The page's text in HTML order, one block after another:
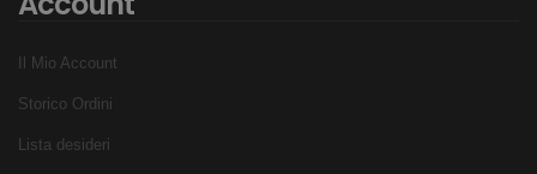
Il Mio Account
Storico Ordini
Lista desideri